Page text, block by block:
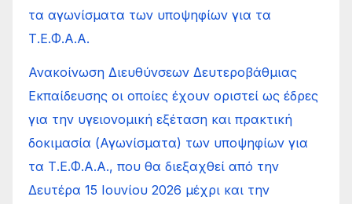
τα αγωνίσματα των υποψηφίων για τα
Τ.Ε.Φ.Α.Α.
Ανακοίνωση Διευθύνσεων Δευτεροβάθμιας
Εκπαίδευσης οι οποίες έχουν οριστεί ως έδρες
για την υγειονομική εξέταση και πρακτική
δοκιμασία (Αγωνίσματα) των υποψηφίων για
τα Τ.Ε.Φ.Α.Α., που θα διεξαχθεί από την
Δευτέρα 15 Ιουνίου 2026 μέχρι και την